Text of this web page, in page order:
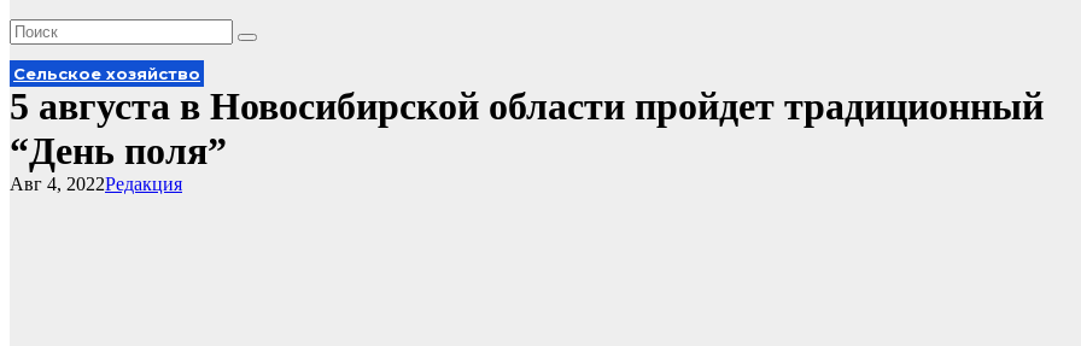
Сельское хозяйство
5 августа в Новосибирской области пройдет традиционный
“День поля”
Редакция
Авг 4, 2022